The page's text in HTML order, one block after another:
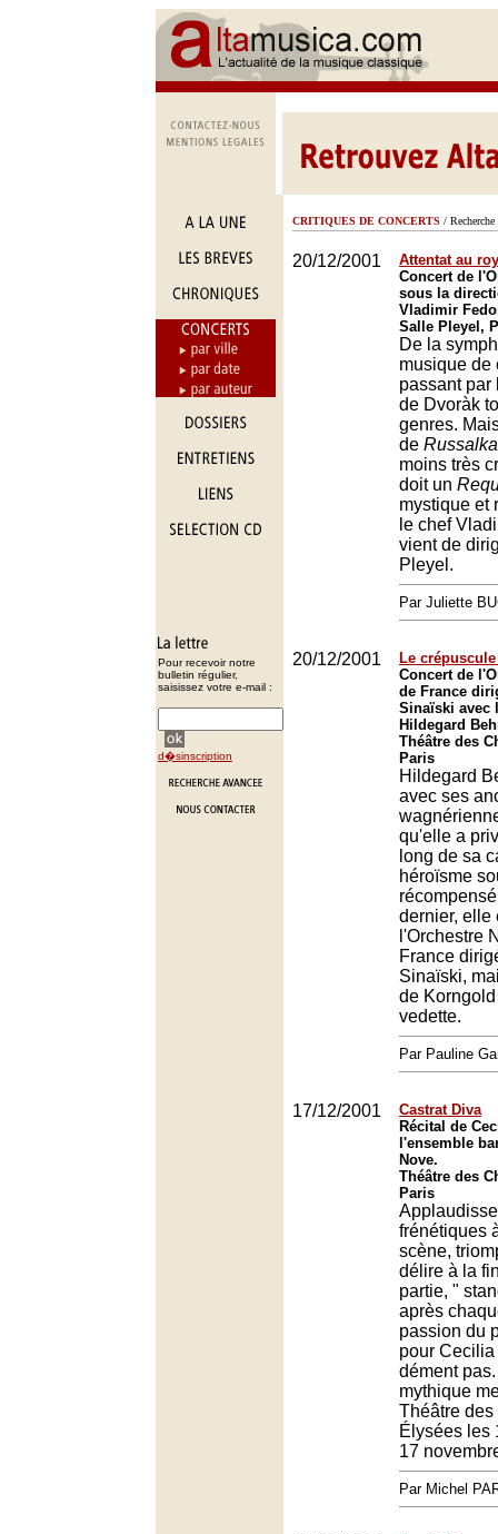
Pour recevoir notre
bulletin régulier,
saisissez votre e-mail :
d�sinscription
CRITIQUES DE CONCERTS / Recherche
20/12/2001
Attentat au
Concert de
sous la
Vladimir
Salle Pleyel,
De la
musique de
passant par
de Dvoràk
genres.
de Russalka
moins très
doit un
mystique et
le chef
vient de
Pleyel.
Par Juliette
20/12/2001
Le
Concert de
de France
Sinaïski avec
Hildegard
Théâtre des
Paris
Hildegard
avec ses
qu'elle a
long de sa
héroïsme
dernier, elle
l'Orchestre
France
Sinaïski,
de
vedette.
Par Pauline
17/12/2001
Castrat Diva
Récital de
l'ensemble
Nove.
Théâtre des
Paris
frénétiques
scène,
délire à la
partie, "
après
passion du
pour
dément
mythique
Théâtre
Élysées les
17
Par Michel